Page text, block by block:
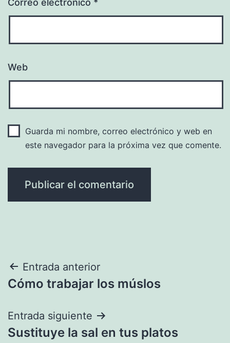
Web
Guarda mi nombre, correo electrónico y web en
este navegador para la próxima vez que comente.
Navegación
de
entradas
Entrada anterior
Cómo trabajar los múslos
Entrada siguiente
Sustituye la sal en tus platos